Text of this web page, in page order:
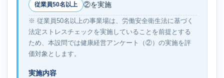
従業員50名以上 ②を実施
※ 従業員50名以上の事業場は、労働安全衛生法に基づく
法定ストレスチェックを実施していることを前提とする
ため、本設問では健康経営アンケート（②）の実施を評
価対象とします。
実施内容